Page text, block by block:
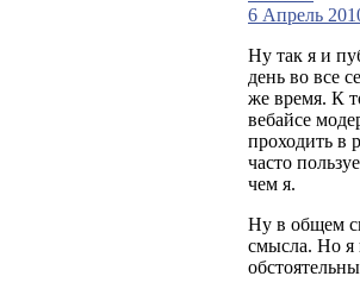
6 Апрель
Ну так я и
день во все
же время. К
вебайсе
проходить в
часто
чем я.
Ну в общем
смысла. Но я